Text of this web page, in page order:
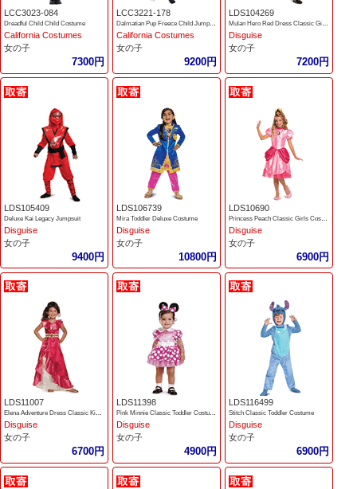
LCC3023-084
Dreadful Child Child Costume
California Costumes
女の子
7300円
LCC3221-178
Dalmatian Pup Freece Child Jumpsuit
California Costumes
女の子
9200円
LDS104269
Mulan Hero Red Dress Classic Girls Costume
Disguise
女の子
7200円
LDS105409
Deluxe Kai Legacy Jumpsuit
Disguise
女の子
9400円
LDS106739
Mira Toddler Deluxe Costume
Disguise
女の子
10800円
LDS10690
Disguise
女の子
6900円
LDS11007
Elena Adventure Dress Classic Kids Costume
Disguise
女の子
6700円
LDS11398
Pink Minnie Classic Toddler Costume
Disguise
女の子
4900円
LDS116499
Stitch Classic Toddler Costume
Disguise
女の子
6900円